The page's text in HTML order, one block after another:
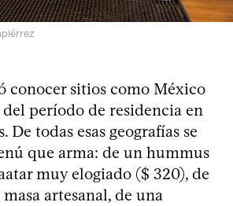
conocer sitios como México
período de residencia en
De todas esas geografías se
que arma: de un hummus
muy elogiado ($ 320), de
artesanal, de una